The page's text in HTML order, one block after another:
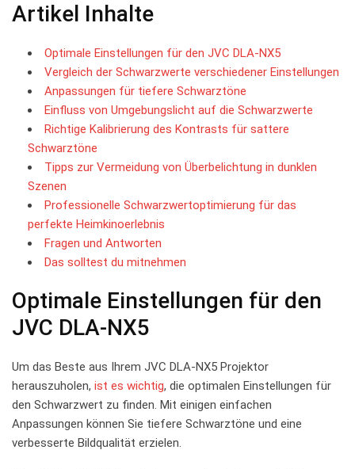
Artikel⁣ Inhalte
Optimale Einstellungen für den JVC DLA-NX5
Vergleich der Schwarzwerte verschiedener Einstellungen
Anpassungen⁣ für tiefere ​Schwarztöne
Einfluss von Umgebungslicht⁤ auf die Schwarzwerte
Richtige Kalibrierung des ⁣Kontrasts für sattere
Schwarztöne
Tipps zur Vermeidung⁣ von Überbelichtung ⁤in dunklen
Szenen
Professionelle Schwarzwertoptimierung für das
perfekte Heimkinoerlebnis
Fragen und Antworten
Das solltest du ⁢mitnehmen
Optimale Einstellungen für den
JVC ‍DLA-NX5
Um das⁢ Beste aus Ihrem JVC DLA-NX5 Projektor
herauszuholen, ist es wichtig, die optimalen Einstellungen für
den Schwarzwert zu finden. Mit einigen einfachen
Anpassungen können Sie tiefere Schwarztöne und eine
verbesserte Bildqualität erzielen.